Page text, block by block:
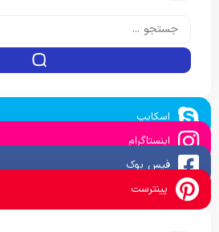
اسکایپ
اینستاگرام
فیس بوک
پینترست